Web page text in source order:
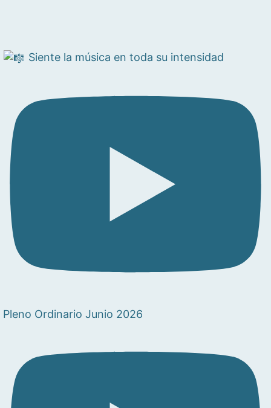
Siente la música en toda su intensidad
Pleno Ordinario Junio 2026